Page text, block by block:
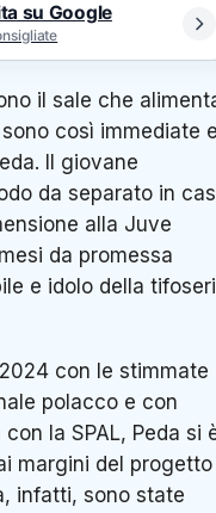
su Google
il sale che
così immediate
Il giovane
da separato in
alla Juve
da promessa
e idolo della
con le stimmate
polacco e con
la SPAL, Peda si
margini del progetto
infatti, sono state